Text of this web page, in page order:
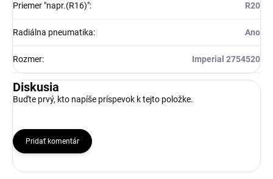
Priemer "napr.(R16)": R20
Radiálna pneumatika: Ano
Rozmer: Imperial 2754520
Diskusia
Buďte prvý, kto napíše príspevok k tejto položke.
Pridať komentár